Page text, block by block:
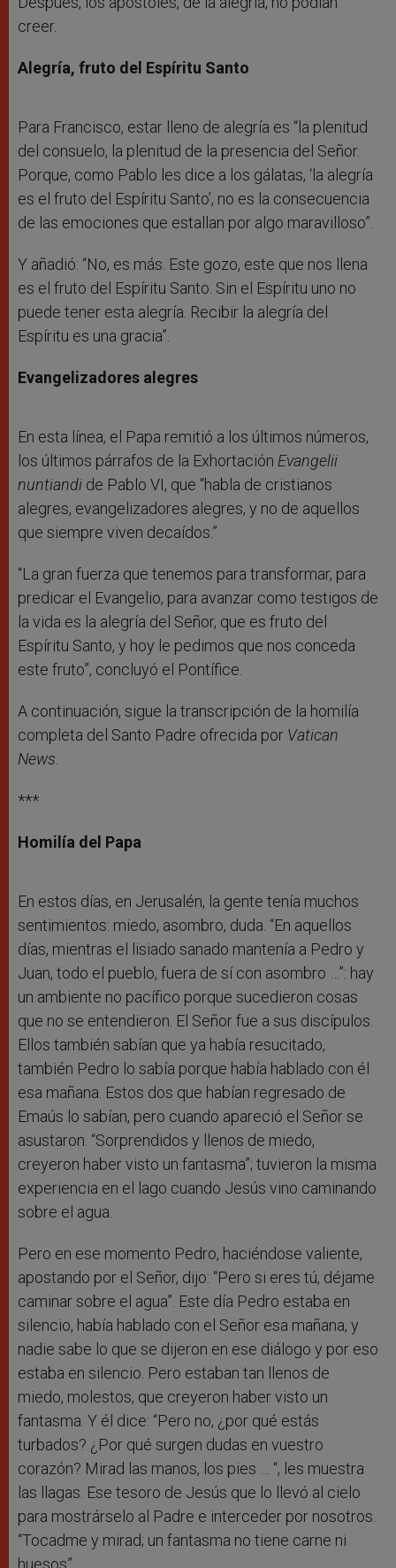
creer.
Alegría, fruto del Espíritu Santo
Para Francisco, estar lleno de alegría es “la plenitud
del consuelo, la plenitud de la presencia del Señor.
Porque, como Pablo les dice a los gálatas, ‘la alegría
es el fruto del Espíritu Santo’, no es la consecuencia
de las emociones que estallan por algo maravilloso”.
Y añadió: “No, es más. Este gozo, este que nos llena
es el fruto del Espíritu Santo. Sin el Espíritu uno no
puede tener esta alegría. Recibir la alegría del
Espíritu es una gracia”.
Evangelizadores alegres
En esta línea, el Papa remitió a los últimos números,
los últimos párrafos de la Exhortación Evangelii
nuntiandi de Pablo VI, que “habla de cristianos
alegres, evangelizadores alegres, y no de aquellos
que siempre viven decaídos.”
“La gran fuerza que tenemos para transformar, para
predicar el Evangelio, para avanzar como testigos de
la vida es la alegría del Señor, que es fruto del
Espíritu Santo, y hoy le pedimos que nos conceda
este fruto”, concluyó el Pontífice.
A continuación, sigue la transcripción de la homilía
completa del Santo Padre ofrecida por Vatican
News.
***
Homilía del Papa
En estos días, en Jerusalén, la gente tenía muchos
sentimientos: miedo, asombro, duda. “En aquellos
días, mientras el lisiado sanado mantenía a Pedro y
Juan, todo el pueblo, fuera de sí con asombro …”: hay
un ambiente no pacífico porque sucedieron cosas
que no se entendieron. El Señor fue a sus discípulos.
Ellos también sabían que ya había resucitado,
también Pedro lo sabía porque había hablado con él
esa mañana. Estos dos que habían regresado de
Emaús lo sabían, pero cuando apareció el Señor se
asustaron. “Sorprendidos y llenos de miedo,
creyeron haber visto un fantasma”; tuvieron la misma
experiencia en el lago cuando Jesús vino caminando
sobre el agua.
Pero en ese momento Pedro, haciéndose valiente,
apostando por el Señor, dijo: “Pero si eres tú, déjame
caminar sobre el agua”. Este día Pedro estaba en
silencio, había hablado con el Señor esa mañana, y
nadie sabe lo que se dijeron en ese diálogo y por eso
estaba en silencio. Pero estaban tan llenos de
miedo, molestos, que creyeron haber visto un
fantasma. Y él dice: “Pero no, ¿por qué estás
turbados? ¿Por qué surgen dudas en vuestro
corazón? Mirad las manos, los pies … “, les muestra
las llagas. Ese tesoro de Jesús que lo llevó al cielo
para mostrárselo al Padre e interceder por nosotros.
“Tocadme y mirad; un fantasma no tiene carne ni
huesos”.